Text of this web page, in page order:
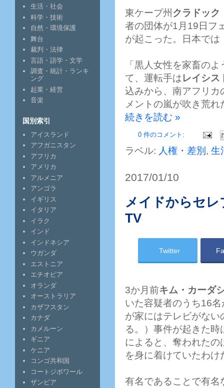
東ケープ州 クラドック
者の団体が1月19日フ
が起こった。日本で
「黒人女性を家畜の
て、運転手は レイシス
込みから、南アフリカ
メントの嵐が吹き荒れ
続きを読む »
0 件のコメント:
ラベル: 人権・差別 , 生
2017/01/10
メイドからセ
TV
Twitter
3か月前キム・カーダ
いた容疑者のうち16
が家にはテレビがな
る。）事件が起きた
によると、奪われた
を身に着けていたわけ
有名であることで有
生活・社会
科学・技術
自然・環境保護
舞台
裁判・法律
言語・語学・文学
調査・統計・ランキ
ング
起業・経営
音楽
国別索引
アイスランド
アフガニスタン
アフリカ
アメリカ
アルメニア
アンゴラ
イギリス
イタリア
イラク
インド
インドネシア
ウガンダ
エストニア
エチオピア
オランダ
オーストラリア
カザフスタン
カナダ
カメルーン
ギニア
ケニア
コンゴ共和国
コートジボワール
ザンビア